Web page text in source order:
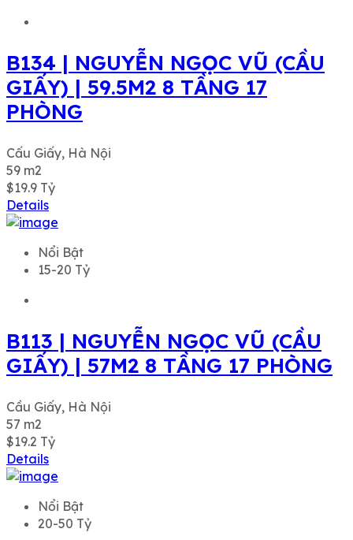
B134 | NGUYỄN NGỌC VŨ (CẦU
GIẤY) | 59.5M2 8 TẦNG 17
PHÒNG
Cấu Giấy, Hà Nội
59 m2
$19.9 Tỷ
Details
Nổi Bật
15-20 Tỷ
B113 | NGUYỄN NGỌC VŨ (CẦU
GIẤY) | 57M2 8 TẦNG 17 PHÒNG
Cầu Giấy, Hà Nội
57 m2
$19.2 Tỷ
Details
Nổi Bật
20-50 Tỷ